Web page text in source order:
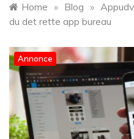
Home » Blog »
du det rette app bureau
Annonce